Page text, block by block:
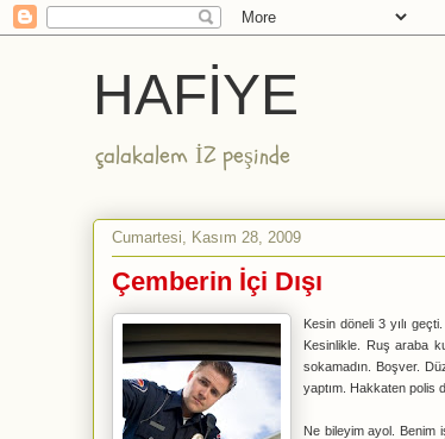
HAFİYE
çalakalem İZ peşinde
Cumartesi, Kasım 28, 2009
Çemberin İçi Dışı
Kesin döneli 3 yılı
Kesinlikle. Ruş araba
sokamadın. Boşver.
yaptım. Hakkaten polis
Ne bileyim ayol. Benim